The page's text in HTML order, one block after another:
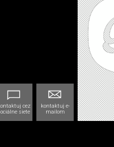
cez
siete
kontaktuj e-
mailom